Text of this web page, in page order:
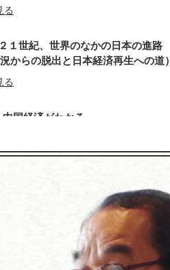
る
『誠』の経営学
をビジネスに生かす
る
る
業づくり・家庭づくり・人づくり
る
１世紀、世界のなかの日本の進路
からの脱出と日本経済再生への道）
る
国経済がわかる
る
ードラッカーに学ぶ】
る」のが目的、経営は手段である